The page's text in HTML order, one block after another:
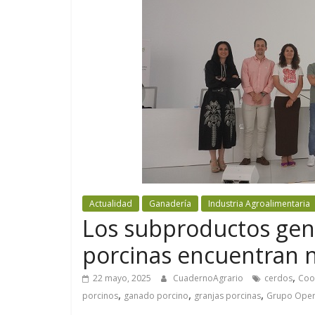
Actualidad Ganadería Industria Agroalimentaria
Los subproductos
porcinas encuentran
22 mayo, 2025 CuadernoAgrario cerdos,
porcinos, ganado porcino, granjas porcinas, Grupo